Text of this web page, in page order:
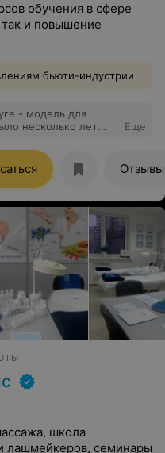
обучения в сфере
так и повышение
бьюти-индустрии
- модель для
Восхищаюсь
меняла за это
раз
обновлением,
к слову, переехала
на стрижку к вам
Еще
Отзывы
школа
лашмейкеров, семинары